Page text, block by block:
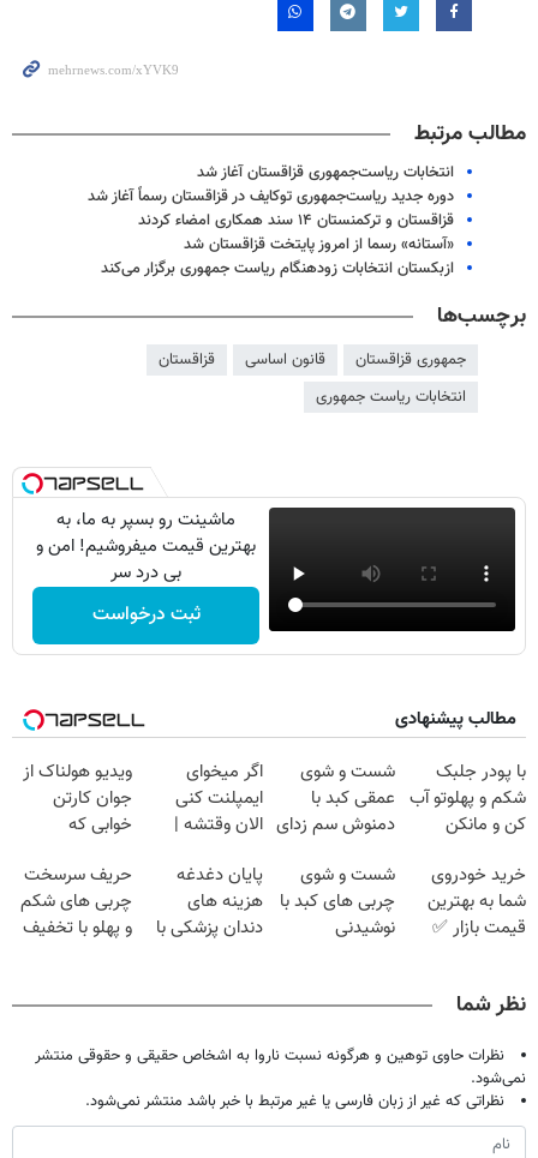
مطالب مرتبط
انتخابات ریاست‌جمهوری قزاقستان آغاز شد
دوره جدید ریاست‌جمهوری توکایف در قزاقستان رسماً آغاز شد
قزاقستان و ترکمنستان ۱۴ سند همکاری امضاء کردند
«آستانه» رسما از امروز پایتخت قزاقستان شد
ازبکستان انتخابات زودهنگام ریاست جمهوری برگزار می‌کند
برچسب‌ها
جمهوری قزاقستان قانون اساسی
قزاقستان
انتخابات ریاست جمهوری
ماشینت رو بسپر به ما، به
بهترین قیمت میفروشیم! امن و
بی درد سر
ثبت درخواست
مطالب پیشنهادی
با پودر جلبک
شکم و پهلوتو آب
کن و مانکن
امشب)
شست و شوی
عمقی کبد با
دمنوش سم زدای
اگر میخوای
ایمپلنت کنی
الان وقتشه |
میلیون تومان!!!
ویدیو هولناک از
جوان کارتن
خوابی که
آموزش رایگان
خرید خودروی
شما به بهترین
قیمت بازار ✅
شست و شوی
چربی های کبد با
نوشیدنی
پایان دغدغه
هزینه های
دندان پزشکی با
حریف سرسخت
چربی های شکم
و پهلو با تخفیف
نظر شما
نظرات حاوی توهین و هرگونه نسبت ناروا به اشخاص حقیقی و حقوقی منتشر
نمی‌شود.
نظراتی که غیر از زبان فارسی یا غیر مرتبط با خبر باشد منتشر نمی‌شود.